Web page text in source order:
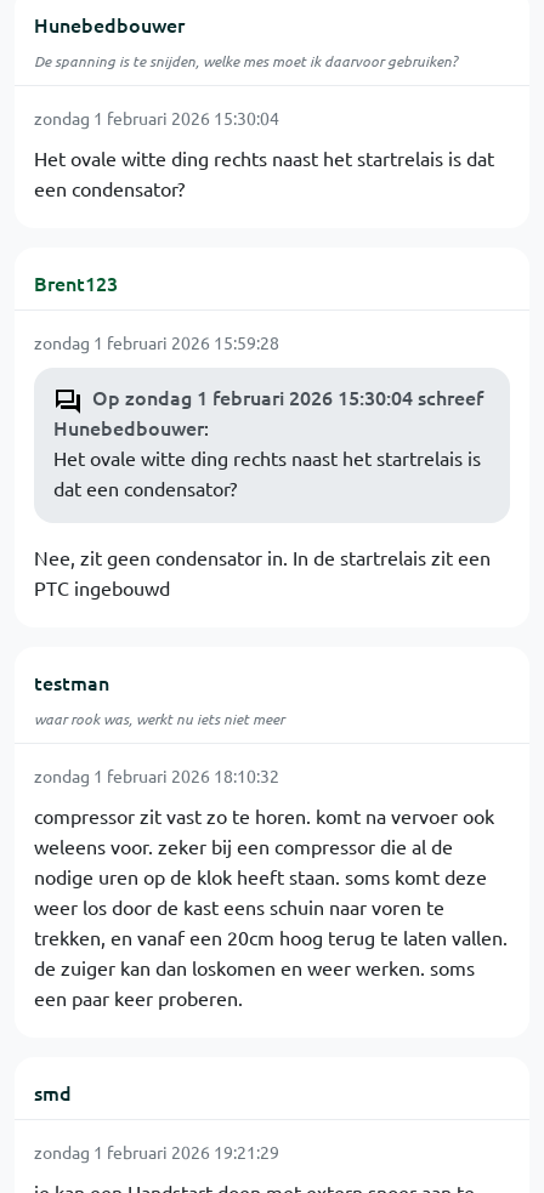
Hunebedbouwer
De spanning is te snijden, welke mes moet ik daarvoor gebruiken?
zondag 1 februari 2026 15:30:04
Het ovale witte ding rechts naast het startrelais is dat
een condensator?
Brent123
zondag 1 februari 2026 15:59:28
Op zondag 1 februari 2026 15:30:04 schreef
Hunebedbouwer:
Het ovale witte ding rechts naast het startrelais is
dat een condensator?
Nee, zit geen condensator in. In de startrelais zit een
PTC ingebouwd
testman
waar rook was, werkt nu iets niet meer
zondag 1 februari 2026 18:10:32
compressor zit vast zo te horen. komt na vervoer ook
weleens voor. zeker bij een compressor die al de
nodige uren op de klok heeft staan. soms komt deze
weer los door de kast eens schuin naar voren te
trekken, en vanaf een 20cm hoog terug te laten vallen.
de zuiger kan dan loskomen en weer werken. soms
een paar keer proberen.
smd
zondag 1 februari 2026 19:21:29